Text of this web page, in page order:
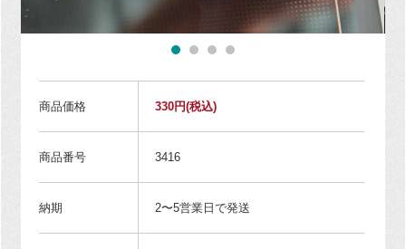
商品価格 330円(税込)
商品番号 3416
納期 2〜5営業日で発送